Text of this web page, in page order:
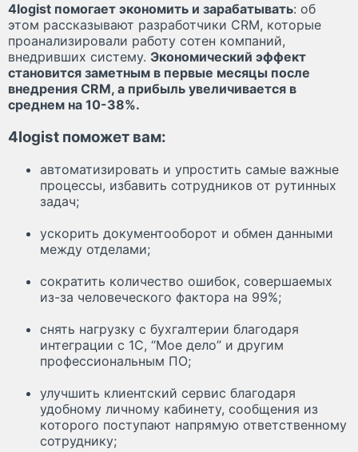
4logist помогает экономить и зарабатывать: об
этом рассказывают разработчики CRM, которые
проанализировали работу сотен компаний,
внедривших систему. Экономический эффект
становится заметным в первые месяцы после
внедрения CRM, а прибыль увеличивается в
среднем на 10-38%.
4logist поможет вам:
автоматизировать и упростить самые важные
процессы, избавить сотрудников от рутинных
задач;
ускорить документооборот и обмен данными
между отделами;
сократить количество ошибок, совершаемых
из-за человеческого фактора на 99%;
снять нагрузку с бухгалтерии благодаря
интеграции с 1С, “Мое дело” и другим
профессиональным ПО;
улучшить клиентский сервис благодаря
удобному личному кабинету, сообщения из
которого поступают напрямую ответственному
сотруднику;